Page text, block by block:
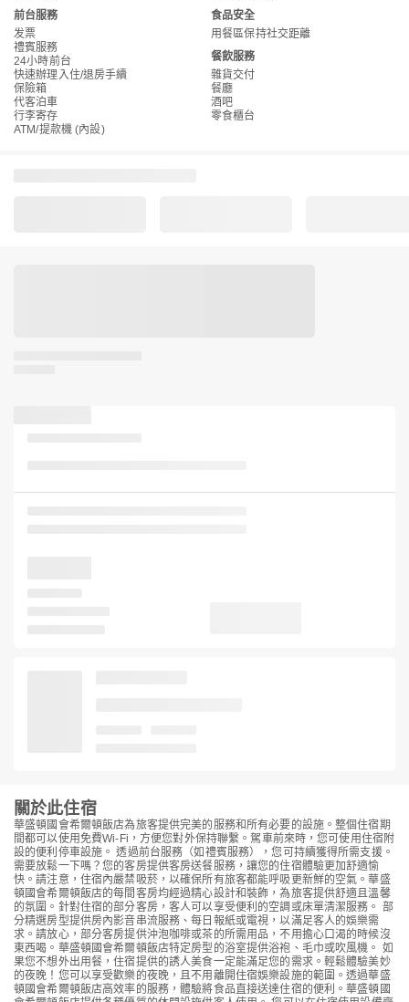
前台服務
发票
禮賓服務
24小時前台
快速辦理入住/退房手續
保險箱
代客泊車
行李寄存
ATM/提款機 (內設)
食品安全
用餐區保持社交距離
餐飲服務
雜貨交付
餐廳
酒吧
零食櫃台
關於此住宿
華盛頓國會希爾頓飯店為旅客提供完美的服務和所有必要的設施。整個住宿期
間都可以使用免費Wi-Fi，方便您對外保持聯繫。駕車前來時，您可使用住宿附
設的便利停車設施。 透過前台服務（如禮賓服務），您可持續獲得所需支援。
需要放鬆一下嗎？您的客房提供客房送餐服務，讓您的住宿體驗更加舒適愉
快。請注意，住宿內嚴禁吸菸，以確保所有旅客都能呼吸更新鮮的空氣。華盛
頓國會希爾頓飯店的每間客房均經過精心設計和裝飾，為旅客提供舒適且溫馨
的氛圍。針對住宿的部分客房，客人可以享受便利的空調或床單清潔服務。 部
分精選房型提供房內影音串流服務、每日報紙或電視，以滿足客人的娛樂需
求。請放心，部分客房提供沖泡咖啡或茶的所需用品，不用擔心口渴的時候沒
東西喝。華盛頓國會希爾頓飯店特定房型的浴室提供浴袍、毛巾或吹風機。 如
果您不想外出用餐，住宿提供的誘人美食一定能滿足您的需求。輕鬆體驗美妙
的夜晚！您可以享受歡樂的夜晚，且不用離開住宿娛樂設施的範圍。透過華盛
頓國會希爾頓飯店高效率的服務，體驗將食品直接送達住宿的便利。華盛頓國